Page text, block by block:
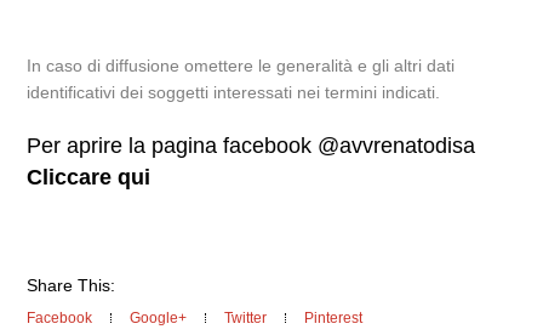
In caso di diffusione omettere le generalità e gli altri dati
identificativi dei soggetti interessati nei termini indicati.
Per aprire la pagina facebook @avvrenatodisa
Cliccare qui
Share This:
Facebook Google+ Twitter Pinterest